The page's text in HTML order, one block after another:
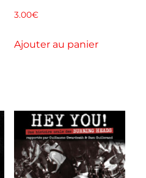
3.00€
Ajouter au panier